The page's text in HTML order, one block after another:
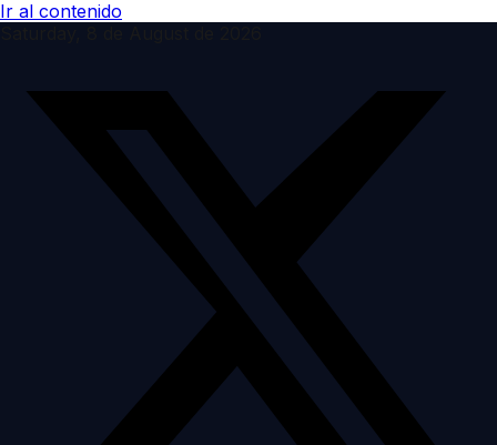
Ir al contenido